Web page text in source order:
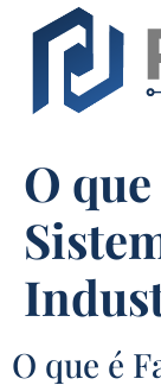
O
O que é